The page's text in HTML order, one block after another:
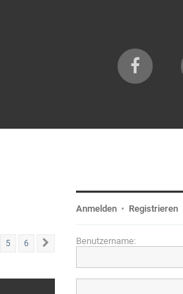
5 6 Nächste
Anmelden • Registrieren
Benutzername: